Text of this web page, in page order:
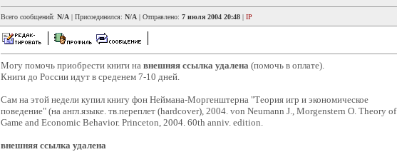
Всего сообщений: N/A | Присоединился: N/A | Отправлено: 7 июля 2004 20:48 | IP
Могу помочь приобрести книги на внешняя ссылка удалена (помочь в оплате).
Книги до России идут в среденем 7-10 дней.
Сам на этой недели купил книгу фон Неймана-Моргенштерна "Теория игр и экономическое
поведение" (на англ.языке. тв.переплет (hardcover), 2004. von Neumann J., Morgenstern O. Theory of
Game and Economic Behavior. Princeton, 2004. 60th anniv. edition.
внешняя ссылка удалена